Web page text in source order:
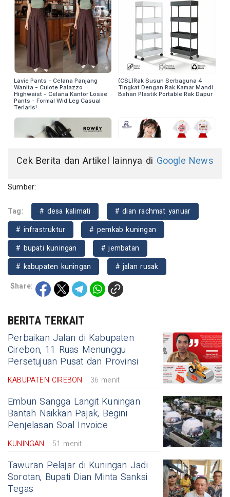
Cek Berita dan Artikel lainnya di Google News
Sumber:
Tag: # desa kalimati
# dian rachmat yanuar
# infrastruktur
# pemkab kuningan
# bupati kuningan
# jembatan
# kabupaten kuningan
# jalan rusak
Share:
BERITA TERKAIT
Perbaikan Jalan di Kabupaten
Cirebon, 11 Ruas Menunggu
Persetujuan Pusat dan Provinsi
KABUPATEN CIREBON 36 menit
Embun Sangga Langit Kuningan
Bantah Naikkan Pajak, Begini
Penjelasan Soal Invoice
KUNINGAN 51 menit
Tawuran Pelajar di Kuningan Jadi
Sorotan, Bupati Dian Minta Sanksi
Tegas